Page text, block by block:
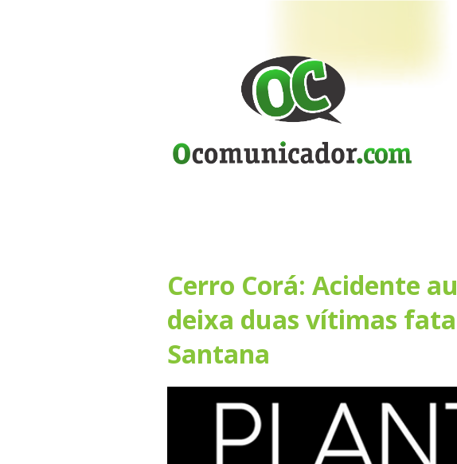
Cerro Corá: Acidente
deixa duas vítimas
Santana